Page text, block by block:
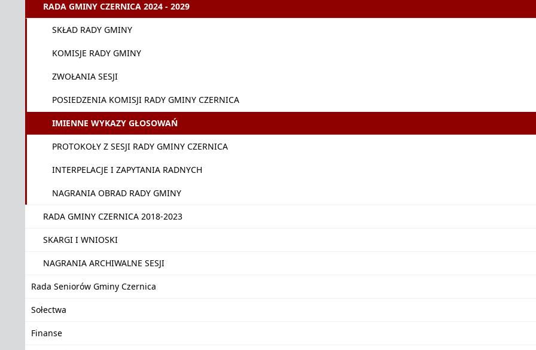
RADA GMINY CZERNICA 2024 - 2029
SKŁAD RADY GMINY
KOMISJE RADY GMINY
ZWOŁANIA SESJI
POSIEDZENIA KOMISJI RADY GMINY CZERNICA
IMIENNE WYKAZY GŁOSOWAŃ
PROTOKOŁY Z SESJI RADY GMINY CZERNICA
INTERPELACJE I ZAPYTANIA RADNYCH
NAGRANIA OBRAD RADY GMINY
RADA GMINY CZERNICA 2018-2023
SKARGI I WNIOSKI
NAGRANIA ARCHIWALNE SESJI
Rada Seniorów Gminy Czernica
Sołectwa
Finanse